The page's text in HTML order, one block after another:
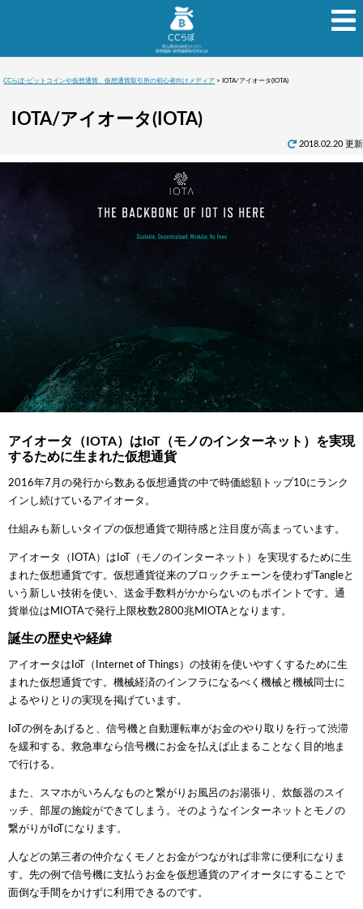
CCらぼ-ビットコインや仮想通貨、仮想通貨取引所の初心者向けメディア > IOTA/アイオータ(IOTA)
IOTA/アイオータ(IOTA)
2018.02.20 更新
アイオータ（IOTA）はIoT（モノのインターネット）を実現
するために生まれた仮想通貨
2016年7月の発行から数ある仮想通貨の中で時価総額トップ10にランク
インし続けているアイオータ。
仕組みも新しいタイプの仮想通貨で期待感と注目度が高まっています。
アイオータ（IOTA）はIoT（モノのインターネット）を実現するために生
まれた仮想通貨です。仮想通貨従来のブロックチェーンを使わずTangleと
いう新しい技術を使い、送金手数料がかからないのもポイントです。通
貨単位はMIOTAで発行上限枚数2800兆MIOTAとなります。
誕生の歴史や経緯
アイオータはIoT（Internet of Things）の技術を使いやすくするために生
まれた仮想通貨です。機械経済のインフラになるべく機械と機械同士に
よるやりとりの実現を掲げています。
IoTの例をあげると、信号機と自動運転車がお金のやり取りを行って渋滞
を緩和する。救急車なら信号機にお金を払えば止まることなく目的地ま
で行ける。
また、スマホがいろんなものと繋がりお風呂のお湯張り、炊飯器のスイ
ッチ、部屋の施錠ができてしまう。そのようなインターネットとモノの
繋がりがIoTになります。
人などの第三者の仲介なくモノとお金がつながれば非常に便利になりま
す。先の例で信号機に支払うお金を仮想通貨のアイオータにすることで
面倒な手間をかけずに利用できるのです。